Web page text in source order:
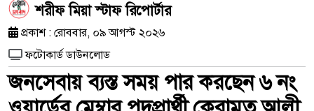
শরীফ মিয়া স্টাফ রিপোর্টার
প্রকাশ : রোববার, ০৯ আগস্ট ২০২৬
ফটোকার্ড ডাউনলোড
জনসেবায় ব্যস্ত সময় পার করছেন ৬ নং